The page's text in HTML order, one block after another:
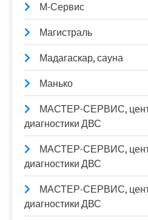
М-Сервис
Магистраль
Мадагаскар, сауна
Манько
МАСТЕР-СЕРВИС,
диагностики ДВС
МАСТЕР-СЕРВИС,
диагностики ДВС
МАСТЕР-СЕРВИС,
диагностики ДВС